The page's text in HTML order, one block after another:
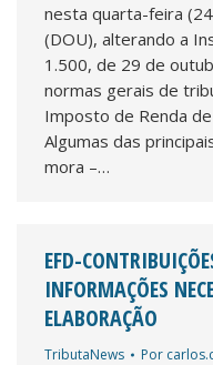
nesta quarta-feira
(DOU), alterando a
1.500, de 29 de
normas gerais de
Imposto de Renda
Algumas das
mora –…
EFD-
INFORMAÇÕES
ELABORAÇÃO
TributaNews Por